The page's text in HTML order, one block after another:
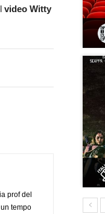
video Witty
prof del
tempo